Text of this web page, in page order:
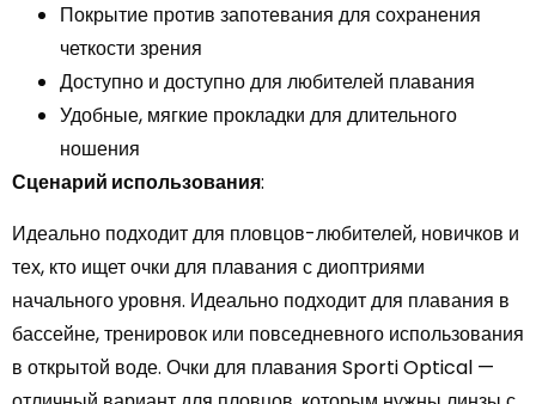
Покрытие против запотевания для сохранения
четкости зрения
Доступно и доступно для любителей плавания
Удобные, мягкие прокладки для длительного
ношения
Сценарий использования:
Идеально подходит для пловцов-любителей, новичков и
тех, кто ищет очки для плавания с диоптриями
начального уровня. Идеально подходит для плавания в
бассейне, тренировок или повседневного использования
в открытой воде. Очки для плавания Sporti Optical —